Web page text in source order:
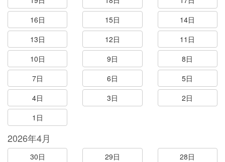
16日
15日
14日
13日
12日
11日
10日
9日
8日
7日
6日
5日
4日
3日
2日
1日
2026年4月
30日 29日
28日